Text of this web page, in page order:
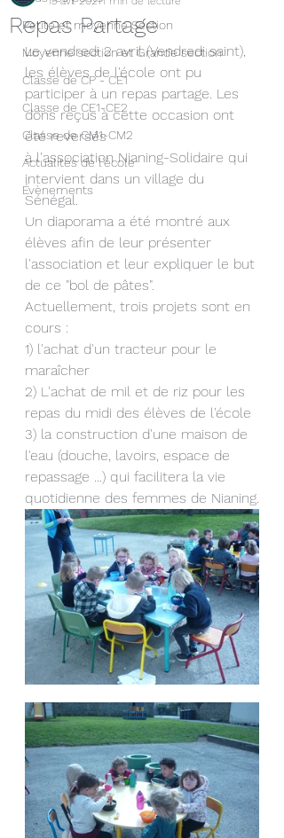
Petite et moyenne Section
Moyenne section et Grande section
Classe de CP - CE1
Classe de CE1-CE2
Classe de CM1-CM2
Actualités de l'école
Évènements
Repas Partage
Le vendredi 2 avril (Vendredi saint),
les élèves de l'école ont pu
participer à un repas partage. Les
dons reçus à cette occasion ont
été reversés
à l'association Nianing-Solidaire qui
intervient dans un village du
Sénégal.
Un diaporama a été montré aux
élèves afin de leur présenter
l'association et leur expliquer le but
de ce "bol de pâtes".
Actuellement, trois projets sont en
cours :
1) l'achat d'un tracteur pour le
maraîcher
2) L'achat de mil et de riz pour les
repas du midi des élèves de l'école
3) la construction d'une maison de
l'eau (douche, lavoirs, espace de
repassage ...) qui facilitera la vie
quotidienne des femmes de Nianing.